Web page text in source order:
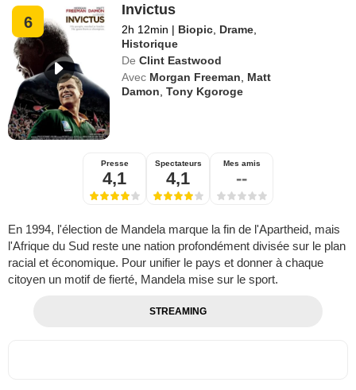
6
Invictus
2h 12min | Biopic Drame
Historique
De Clint Eastwood
Avec Morgan Freeman
Matt
Damon ,Tony Kgoroge
Presse
4,1
Spectateurs
4,1
Mes amis
--
En 1994, l'élection de Mandela marque la fin de l'Apartheid, mais
l'Afrique du Sud reste une nation profondément divisée sur le plan
racial et économique. Pour unifier le pays et donner à chaque
citoyen un motif de fierté, Mandela mise sur le sport.
STREAMING